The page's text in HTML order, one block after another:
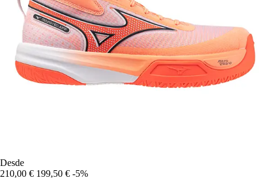
Desde
210,00 € 199,50 € -5%